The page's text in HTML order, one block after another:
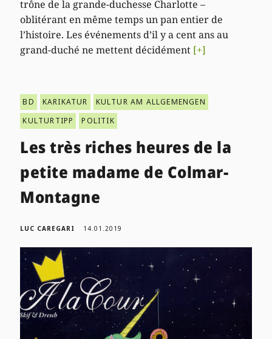
trône de la grande-duchesse Charlotte –
oblitérant en même temps un pan entier de
l’histoire. Les événements d’il y a cent ans au
grand-duché ne mettent décidément [+]
BD KARIKATUR
KULTUR AM ALLGEMENGEN
KULTURTIPP
POLITIK
Les très riches heures de la
petite madame de Colmar-
Montagne
LUC CAREGARI 14.01.2019